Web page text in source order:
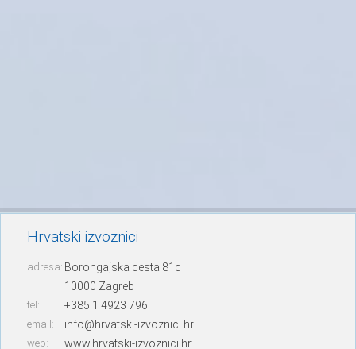
Hrvatski izvoznici
adresa: Borongajska cesta 81c
10000 Zagreb
tel: +385 1 4923 796
email: info@hrvatski-izvoznici.hr
web: www.hrvatski-izvoznici.hr